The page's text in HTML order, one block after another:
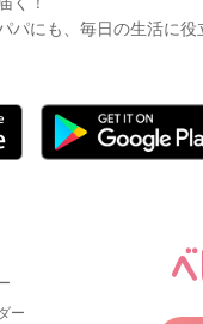
にも、毎日の生活に役
ー